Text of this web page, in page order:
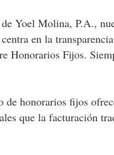
Yoel Molina, P.A.,
en la
Honorarios Fijos.
de honorarios fijos
que la facturación